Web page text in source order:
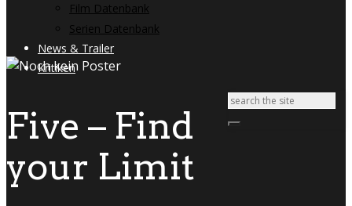
Film Datenbank
Serien Datenbank
News & Trailer
Kritiken
Five – Find
your Limit